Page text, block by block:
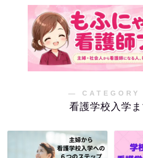
―
看護学校入学